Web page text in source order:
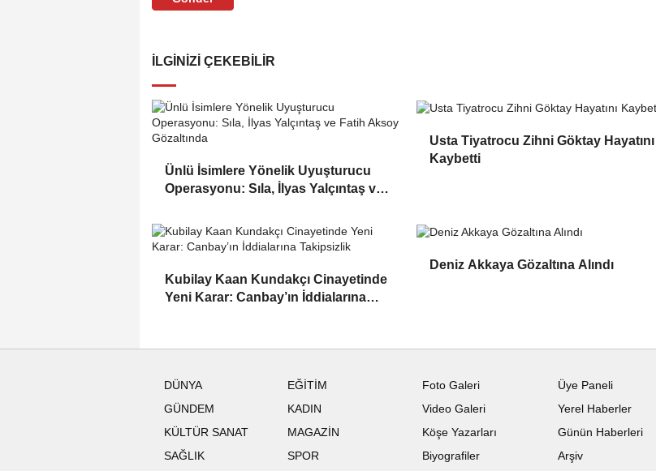
İLGINIZI ÇEKEBILIR
Ünlü İsimlere Yönelik Uyuşturucu
Operasyonu: Sıla, İlyas Yalçıntaş ve
Usta Tiyatrocu Zihni Göktay Hayatını
Kaybetti
Kubilay Kaan Kundakçı Cinayetinde
Yeni Karar: Canbay’ın İddialarına
Deniz Akkaya Gözaltına Alındı
DÜNYA
EĞİTİM
GÜNDEM
KADIN
KÜLTÜR SANAT
MAGAZİN
SAĞLIK
SPOR
Foto Galeri
Video Galeri
Köşe Yazarları
Biyografiler
Üye Paneli
Yerel Haberler
Günün Haberleri
Arşiv